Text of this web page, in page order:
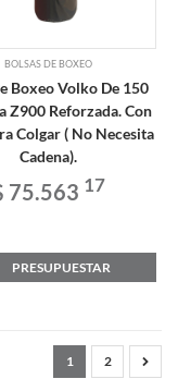
BOLSAS DE BOXEO
Boxeo Volko De 150
Z900 Reforzada. Con
Colgar ( No Necesita
Cadena).
75.563 17
PRESUPUESTAR
1 2